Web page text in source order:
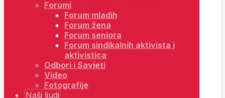
Forumi
Forum mladih
Forum žena
Forum seniora
Forum sindikalnih aktivista i
aktivistica
Odbori i Savjeti
Video
Fotografije
Naši ljudi